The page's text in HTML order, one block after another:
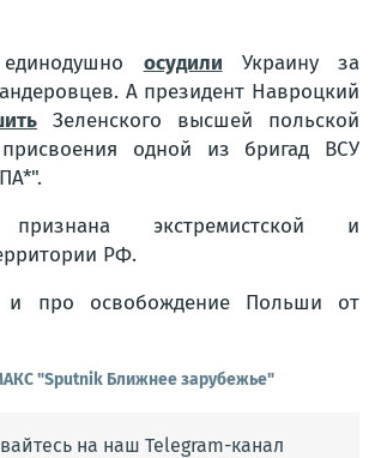
осудили Украину за
А президент Навроцкий
Зеленского высшей польской
одной из бригад ВСУ
признана экстремистской и
РФ.
про освобождение Польши от
"Sputnik Ближнее зарубежье"
на наш Telegram-канал